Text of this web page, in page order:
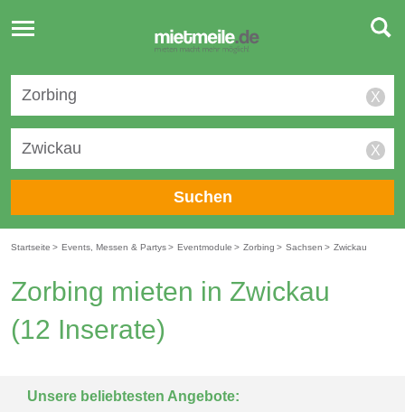
Toggle
navigation
X
X
Suchen
Startseite > Events, Messen & Partys> Eventmodule > Zorbing > Sachsen > Zwickau
Zorbing mieten in Zwickau
(12 Inserate)
Unsere beliebtesten Angebote: